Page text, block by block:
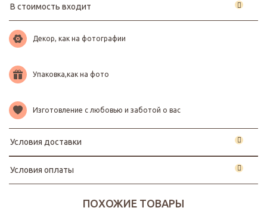
В стоимость входит
Декор, как на фотографии
Упаковка,как на фото
Изготовление с любовью и заботой о вас
Условия доставки
Условия оплаты
ПОХОЖИЕ ТОВАРЫ